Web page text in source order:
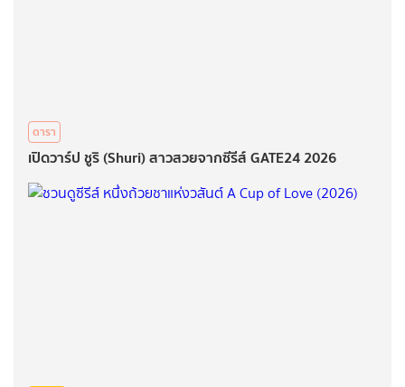
ดารา
เปิดวาร์ป ชูริ (Shuri) สาวสวยจากซีรีส์ GATE24 2026